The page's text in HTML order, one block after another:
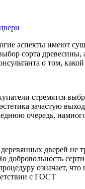
аспекты имеют
сорта
о том,
стремятся
зачастую
очередь,
дверей не
означает,
с ГОСТ